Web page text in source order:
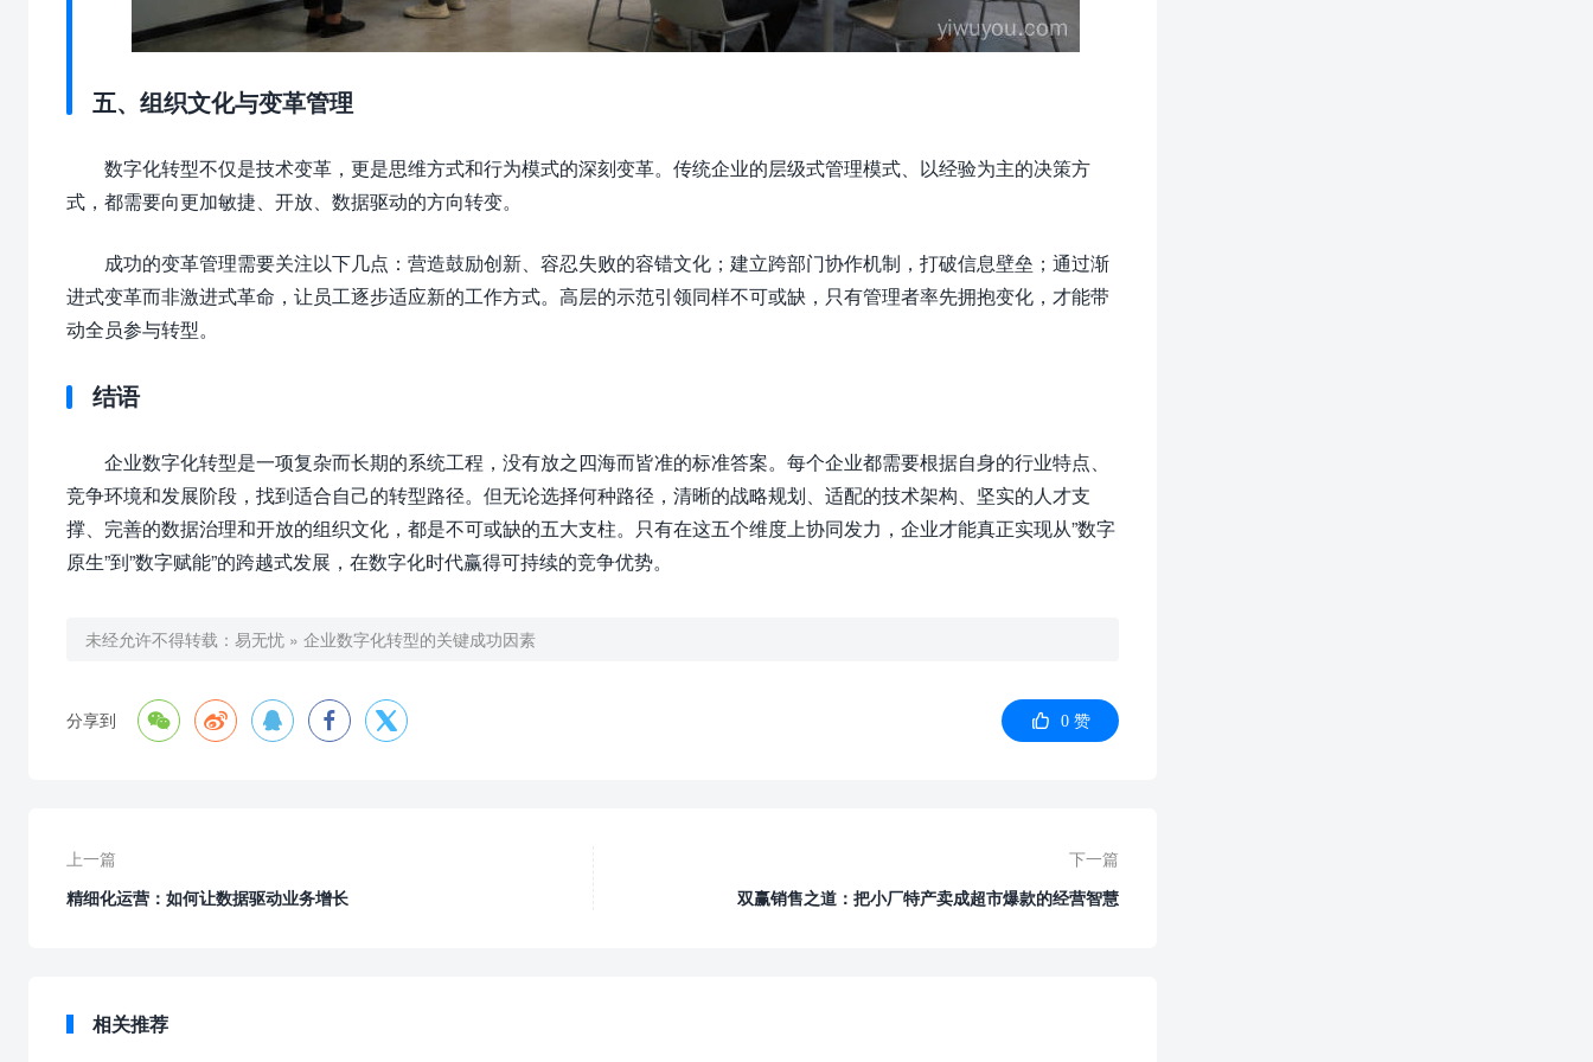
五、组织文化与变革管理
数字化转型不仅是技术变革，更是思维方式和行为模式的深刻变革。传统企业的层级式管理模式、以经验为主的决策方
式，都需要向更加敏捷、开放、数据驱动的方向转变。
成功的变革管理需要关注以下几点：营造鼓励创新、容忍失败的容错文化；建立跨部门协作机制，打破信息壁垒；通过渐
进式变革而非激进式革命，让员工逐步适应新的工作方式。高层的示范引领同样不可或缺，只有管理者率先拥抱变化，才能带
动全员参与转型。
结语
企业数字化转型是一项复杂而长期的系统工程，没有放之四海而皆准的标准答案。每个企业都需要根据自身的行业特点、
竞争环境和发展阶段，找到适合自己的转型路径。但无论选择何种路径，清晰的战略规划、适配的技术架构、坚实的人才支
撑、完善的数据治理和开放的组织文化，都是不可或缺的五大支柱。只有在这五个维度上协同发力，企业才能真正实现从”数字
原生”到”数字赋能”的跨越式发展，在数字化时代赢得可持续的竞争优势。
未经允许不得转载： 易无忧 » 企业数字化转型的关键成功因素
分享到       0 赞
上一篇
精细化运营：如何让数据驱动业务增长
下一篇
双赢销售之道：把小厂特产卖成超市爆款的经营智慧
相关推荐